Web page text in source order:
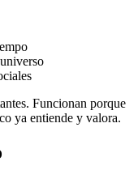
Funcionan porque
ya entiende y valora.